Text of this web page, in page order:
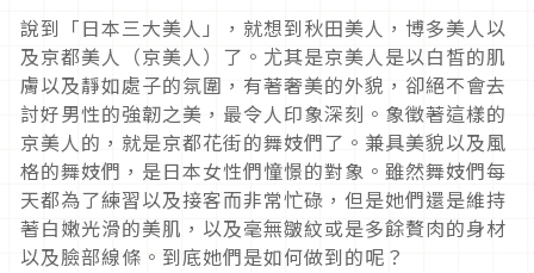
說到「日本三大美人」，就想到秋田美人，博多美人以
及京都美人（京美人）了。尤其是京美人是以白皙的肌
膚以及靜如處子的氛圍，有著奢美的外貌，卻絕不會去
討好男性的強韌之美，最令人印象深刻。象徵著這樣的
京美人的，就是京都花街的舞妓們了。兼具美貌以及風
格的舞妓們，是日本女性們憧憬的對象。雖然舞妓們每
天都為了練習以及接客而非常忙碌，但是她們還是維持
著白嫩光滑的美肌，以及毫無皺紋或是多餘贅肉的身材
以及臉部線條。到底她們是如何做到的呢？